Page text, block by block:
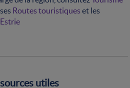
Routes touristiques et les
utiles